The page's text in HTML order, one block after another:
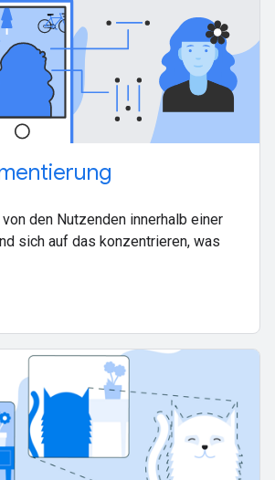
den Nutzenden innerhalb einer
sich auf das konzentrieren, was